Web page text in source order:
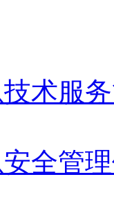
技术服
全管